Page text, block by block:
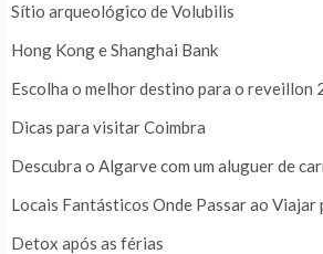
Sítio arqueológico de Volubilis
Hong Kong e Shanghai Bank
Escolha o melhor destino para o reveillon
Dicas para visitar Coimbra
Descubra o Algarve com um aluguer de
Locais Fantásticos Onde Passar ao
Detox após as férias